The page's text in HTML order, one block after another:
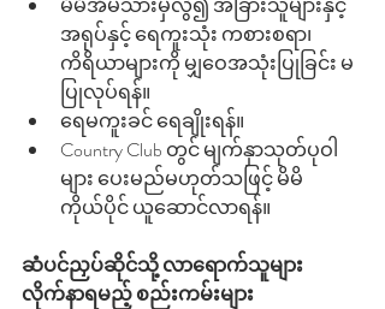
အရုပ်နှင့် ရေကူးသုံး ကစားစရာ၊
ကိရိယာများကို မျှဝေအသုံးပြုခြင်း မ
ပြုလုပ်ရန်။
ရေမကူးခင် ရေချိုးရန်။
Country Club တွင် မျက်နှာသုတ်ပုဝါ
များ ပေးမည်မဟုတ်သဖြင့် မိမိ
ကိုယ်ပိုင် ယူဆောင်လာရန်။
ဆံပင်ညှပ်ဆိုင်သို့ လာရောက်သူများ
လိုက်နာရမည့် စည်းကမ်းများ